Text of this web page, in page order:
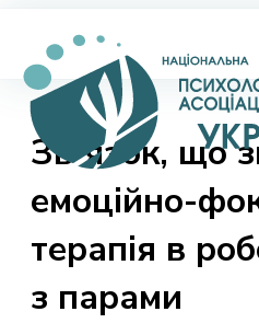
Звʼязок, що
емоційно-
терапія в
з парами